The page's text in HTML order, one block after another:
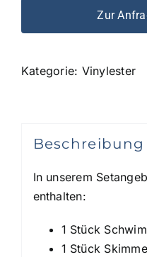
Zur
Kategorie: Vinylester
Beschreibung
In unserem
enthalten:
1 Stück
1 Stück